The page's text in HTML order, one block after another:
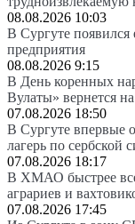
08.08.2026 10:03
В Сургуте появился
предприятия
08.08.2026 9:15
В День коренных
Вулаты» вернется
07.08.2026 18:50
В Сургуте впервые
лагерь по сербской
07.08.2026 18:17
В ХМАО быстрее
аграриев и
07.08.2026 17:45